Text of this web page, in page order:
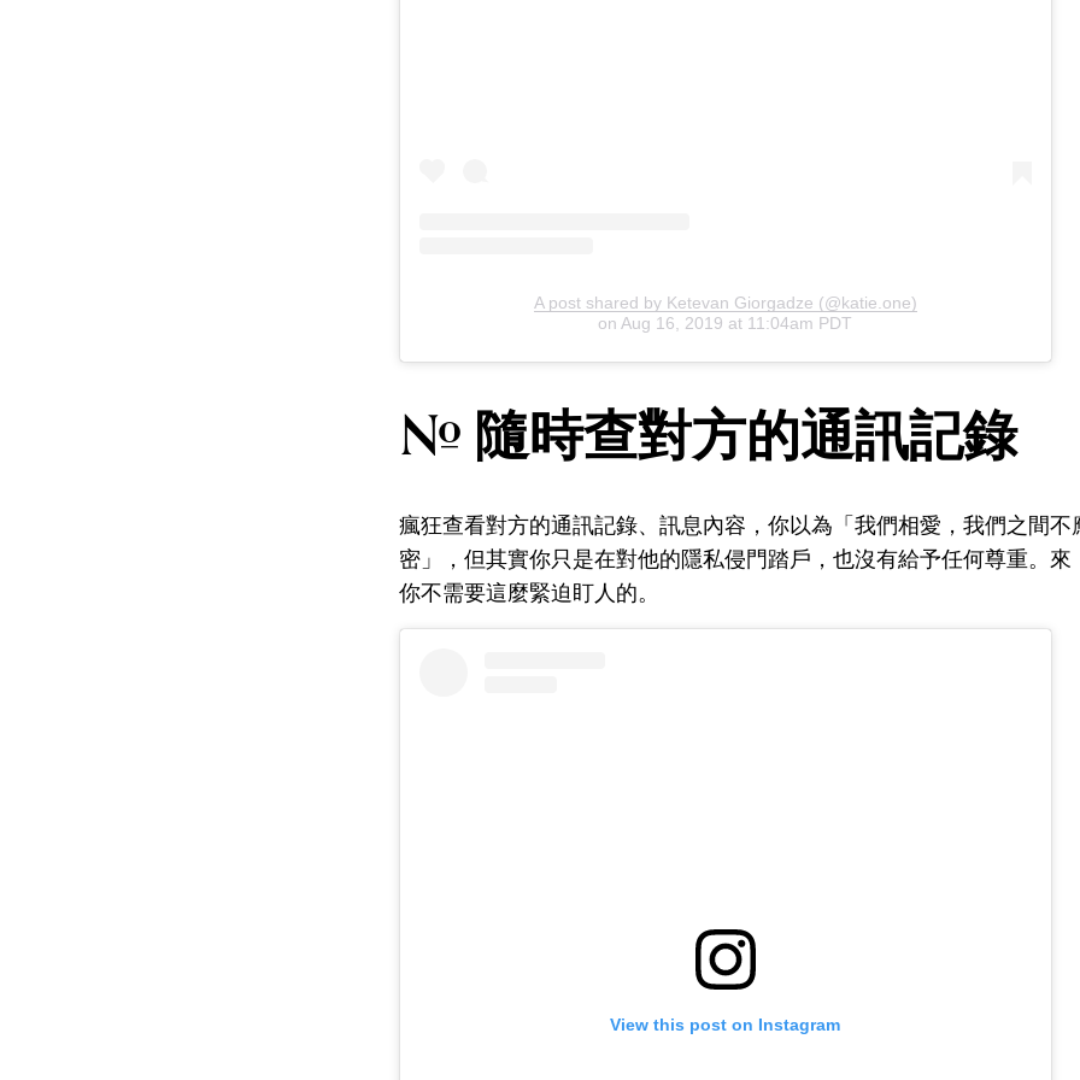
A post shared by Ketevan Giorgadze (@katie.one)
on Aug 16, 2019 at 11:04am PDT
# 隨時查對方的通訊記錄
瘋狂查看對方的通訊記錄、訊息內容，你以為「我們相愛，我們之間不
密」，但其實你只是在對他的隱私侵門踏戶，也沒有給予任何尊重。來
你不需要這麼緊迫盯人的。
View this post on Instagram